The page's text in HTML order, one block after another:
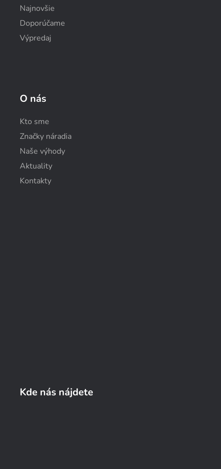
Najnovšie
Doporúčame
Výpredaj
O nás
Kto sme
Značky náradia
Naše výhody
Aktuality
Kontakty
Kde nás nájdete